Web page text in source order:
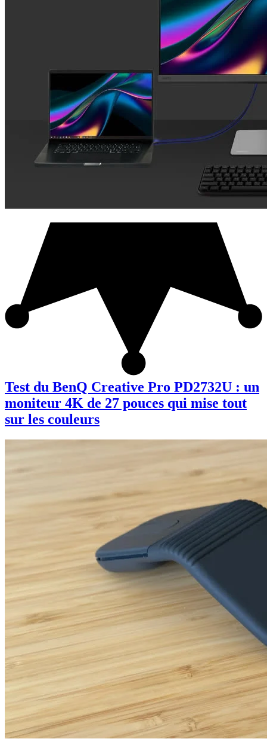
Test du BenQ Creative Pro PD2732U : un
moniteur 4K de 27 pouces qui mise tout
sur les couleurs